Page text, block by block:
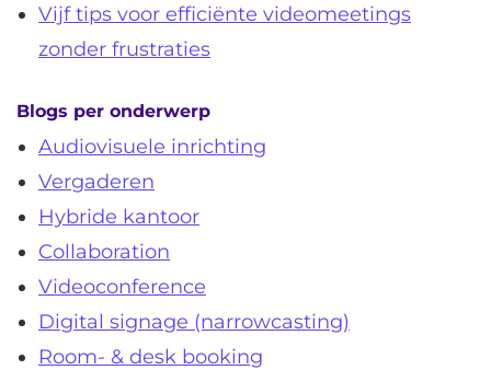
Vijf tips voor efficiënte videomeetings
zonder frustraties
Blogs per onderwerp
Audiovisuele inrichting
Vergaderen
Hybride kantoor
Collaboration
Videoconference
Digital signage (narrowcasting)
Room- & desk booking